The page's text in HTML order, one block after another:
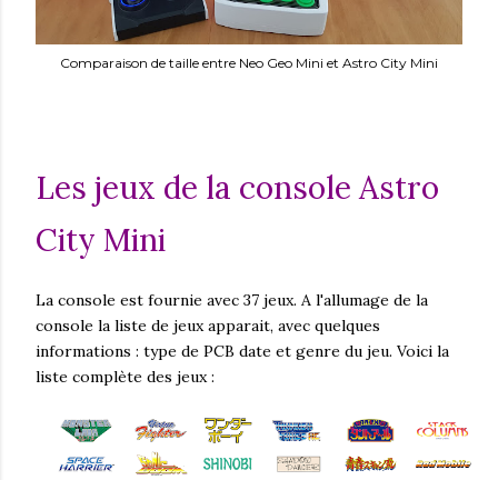
Comparaison de taille entre Neo Geo Mini et Astro City Mini
Les jeux de la console Astro
City Mini
La console est fournie avec 37 jeux. A l'allumage de la
console la liste de jeux apparait, avec quelques
informations : type de PCB date et genre du jeu. Voici la
liste complète des jeux :